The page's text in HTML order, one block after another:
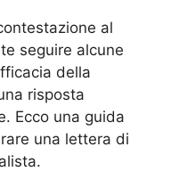
al
seguire alcune
della
risposta
Ecco una guida
una lettera di